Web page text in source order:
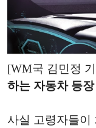
[WM국 김민정
하는 자동차 등장
사실 고령자들이